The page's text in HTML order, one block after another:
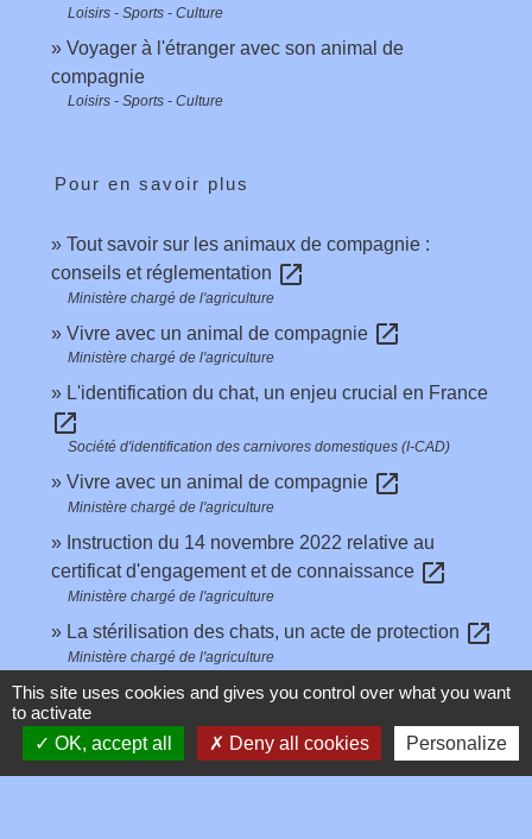
Loisirs - Sports - Culture
Voyager à l'étranger avec son animal de
compagnie
Loisirs - Sports - Culture
Pour en savoir plus
Tout savoir sur les animaux de compagnie :
conseils et réglementation open_in_new
Ministère chargé de l'agriculture
Vivre avec un animal de compagnie open_in_new
Ministère chargé de l'agriculture
L'identification du chat, un enjeu crucial en France
open_in_new
Société d'identification des carnivores domestiques (I-CAD)
Vivre avec un animal de compagnie open_in_new
Ministère chargé de l'agriculture
Instruction du 14 novembre 2022 relative au
certificat d'engagement et de connaissance open_in_new
Ministère chargé de l'agriculture
La stérilisation des chats, un acte de protection open_in_new
Ministère chargé de l'agriculture
Que faire lorsqu'un animal est enfermé dans un
véhicule en plein soleil ? open_in_new
Ministère chargé de l'intérieur
Livre officiel des origines félines (Loof)open_in_new
This site uses cookies and gives you control over what you want
to activate
OK, accept all
Deny all cookies Personalize